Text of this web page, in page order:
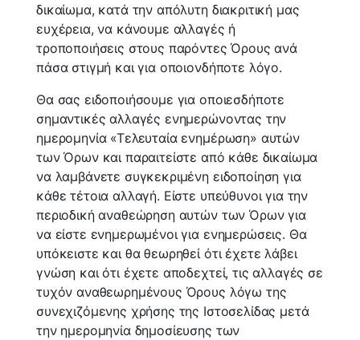
δικαίωμα, κατά την απόλυτη διακριτική μας
ευχέρεια, να κάνουμε αλλαγές ή
τροποποιήσεις στους παρόντες Όρους ανά
πάσα στιγμή και για οποιονδήποτε λόγο.
Θα σας ειδοποιήσουμε για οποιεσδήποτε
σημαντικές αλλαγές ενημερώνοντας την
ημερομηνία «Τελευταία ενημέρωση» αυτών
των Όρων και παραιτείστε από κάθε δικαίωμα
να λαμβάνετε συγκεκριμένη ειδοποίηση για
κάθε τέτοια αλλαγή. Είστε υπεύθυνοι για την
περιοδική αναθεώρηση αυτών των Όρων για
να είστε ενημερωμένοι για ενημερώσεις. Θα
υπόκειστε και θα θεωρηθεί ότι έχετε λάβει
γνώση και ότι έχετε αποδεχτεί, τις αλλαγές σε
τυχόν αναθεωρημένους Όρους λόγω της
συνεχιζόμενης χρήσης της Ιστοσελίδας μετά
την ημερομηνία δημοσίευσης των